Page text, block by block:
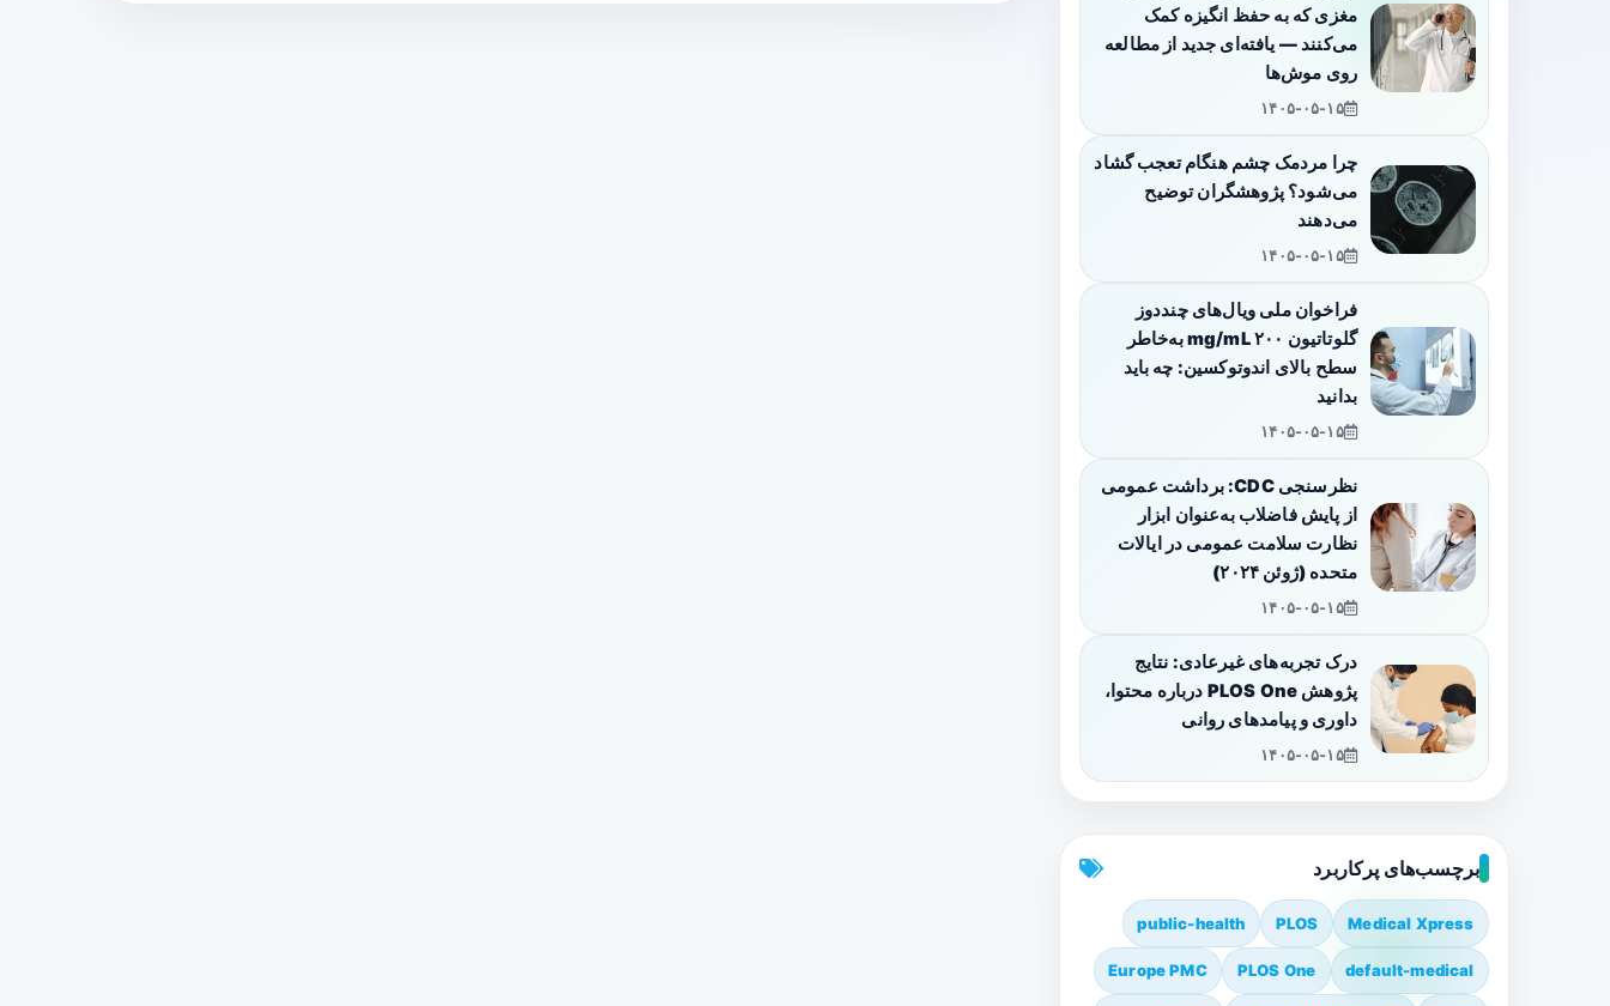
مغزی که به حفظ انگیزه کمک
می‌کنند — یافته‌ای جدید از مطالعه
روی موش‌ها
۱۴۰۵-۰۵-۱۵
چرا مردمک چشم هنگام تعجب گشاد
می‌شود؟ پژوهشگران توضیح
می‌دهند
۱۴۰۵-۰۵-۱۵
فراخوان ملی ویال‌های چنددوز
گلوتاتیون ۲۰۰ mg/mL به‌خاطر
سطح بالای اندوتوکسین: چه باید
بدانید
۱۴۰۵-۰۵-۱۵
نظرسنجی CDC: برداشت عمومی
از پایش فاضلاب به‌عنوان ابزار
نظارت سلامت عمومی در ایالات
متحده (ژوئن ۲۰۲۴)
۱۴۰۵-۰۵-۱۵
درک تجربه‌های غیرعادی: نتایج
پژوهش PLOS One درباره محتوا،
داوری و پیامدهای روانی
۱۴۰۵-۰۵-۱۵
برچسب‌های پرکاربرد
Medical Xpress
PLOS
public-health
default-medical
PLOS One
Europe PMC